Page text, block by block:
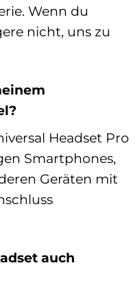
Wenn du
nicht, uns zu
Headset Pro
Smartphones,
Geräten mit
auch